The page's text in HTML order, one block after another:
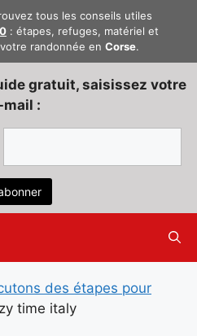
tous les conseils utiles
: étapes, refuges, matériel et
randonnée en Corse.
gratuit, saisissez votre
mail :
des étapes pour
time italy